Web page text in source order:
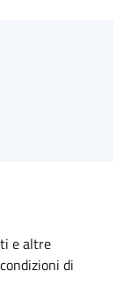
e altre
di